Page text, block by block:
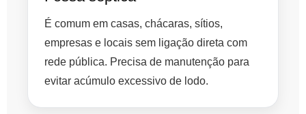
É comum em casas, chácaras, sítios,
empresas e locais sem ligação direta com
rede pública. Precisa de manutenção para
evitar acúmulo excessivo de lodo.